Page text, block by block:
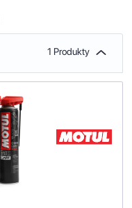
1 Produkty